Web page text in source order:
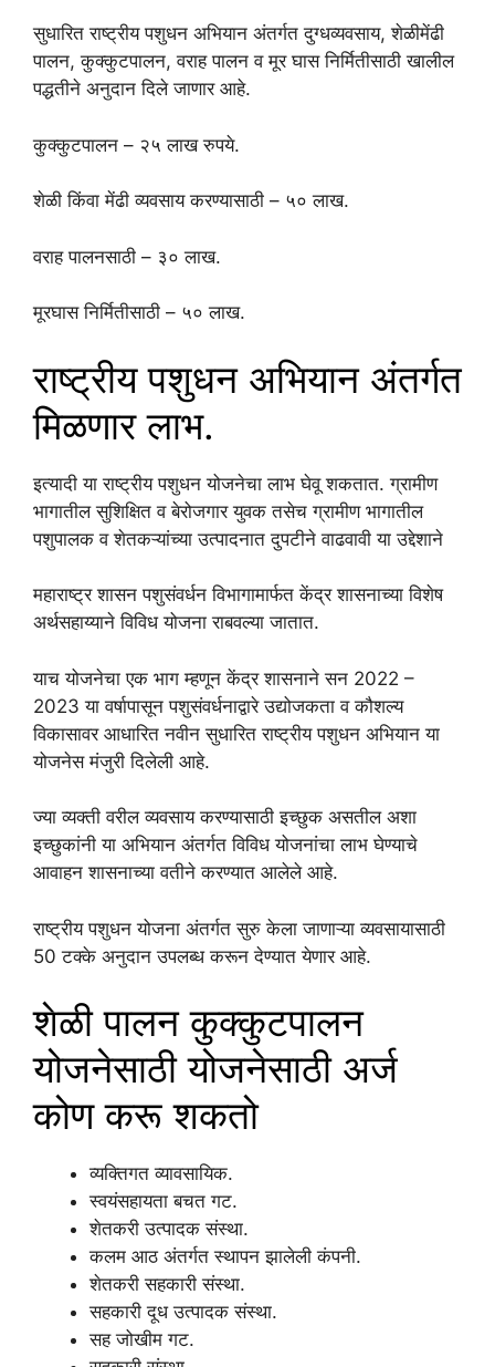
सुधारित राष्ट्रीय पशुधन अभियान अंतर्गत दुग्धव्यवसाय, शेळीमेंढी
पालन, कुक्कुटपालन, वराह पालन व मूर घास निर्मितीसाठी खालील
पद्धतीने अनुदान दिले जाणार आहे.
कुक्कुटपालन – २५ लाख रुपये.
शेळी किंवा मेंढी व्यवसाय करण्यासाठी – ५० लाख.
वराह पालनसाठी – ३० लाख.
मूरघास निर्मितीसाठी – ५० लाख.
राष्ट्रीय पशुधन अभियान अंतर्गत
मिळणार लाभ.
इत्यादी या राष्ट्रीय पशुधन योजनेचा लाभ घेवू शकतात. ग्रामीण
भागातील सुशिक्षित व बेरोजगार युवक तसेच ग्रामीण भागातील
पशुपालक व शेतकऱ्यांच्या उत्पादनात दुपटीने वाढवावी या उद्देशाने
महाराष्ट्र शासन पशुसंवर्धन विभागामार्फत केंद्र शासनाच्या विशेष
अर्थसहाय्याने विविध योजना राबवल्या जातात.
याच योजनेचा एक भाग म्हणून केंद्र शासनाने सन 2022 –
2023 या वर्षापासून पशुसंवर्धनाद्वारे उद्योजकता व कौशल्य
विकासावर आधारित नवीन सुधारित राष्ट्रीय पशुधन अभियान या
योजनेस मंजुरी दिलेली आहे.
ज्या व्यक्ती वरील व्यवसाय करण्यासाठी इच्छुक असतील अशा
इच्छुकांनी या अभियान अंतर्गत विविध योजनांचा लाभ घेण्याचे
आवाहन शासनाच्या वतीने करण्यात आलेले आहे.
राष्ट्रीय पशुधन योजना अंतर्गत सुरु केला जाणाऱ्या व्यवसायासाठी
50 टक्के अनुदान उपलब्ध करून देण्यात येणार आहे.
शेळी पालन कुक्कुटपालन
योजनेसाठी योजनेसाठी अर्ज
कोण करू शकतो
व्यक्तिगत व्यावसायिक.
स्वयंसहायता बचत गट.
शेतकरी उत्पादक संस्था.
कलम आठ अंतर्गत स्थापन झालेली कंपनी.
शेतकरी सहकारी संस्था.
सहकारी दूध उत्पादक संस्था.
सह जोखीम गट.